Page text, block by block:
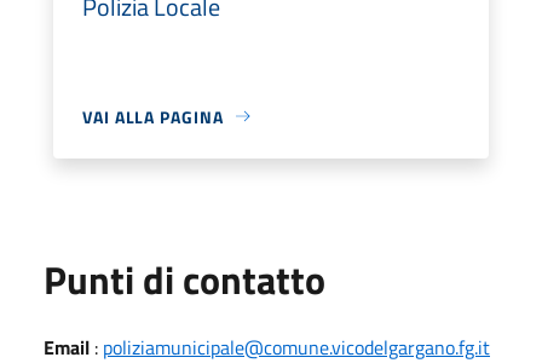
VAI ALLA PAGINA
Punti di contatto
Email : poliziamunicipale@comune.vicodelgargano.fg.it